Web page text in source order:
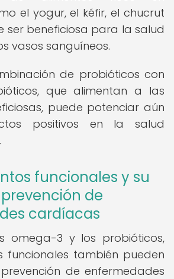
el yogur, el kéfir, el chucrut
ser beneficiosa para la salud
vasos sanguíneos.
de probióticos con
que alimentan a las
puede potenciar aún
positivos en la salud
funcionales y su
de
cardíacas
omega-3 y los probióticos,
funcionales también pueden
de enfermedades